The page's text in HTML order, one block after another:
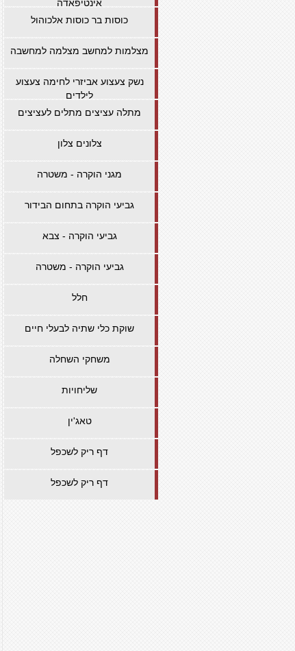
אינטיפאדה
כוסות בר כוסות אלכוהול
מצלמות למחשב מצלמה למחשבה
נשק צעצוע אביזרי לחימה צעצוע
לילדים
מתלה עציצים מתלים לעציצים
צלונים צלון
מגני הוקרה - משטרה
גביעי הוקרה בתחום הבידור
גביעי הוקרה - צבא
גביעי הוקרה - משטרה
חלל
שוקת כלי שתיה לבעלי חיים
משחקי השחלה
שליחויות
טאג'ין
דף ריק לשכפל
דף ריק לשכפל